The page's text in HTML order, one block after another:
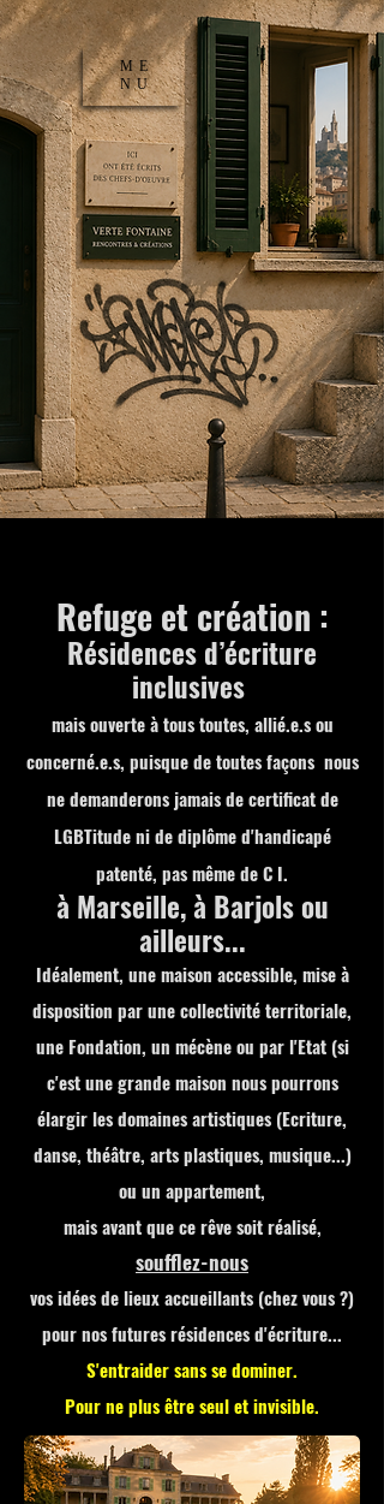
ME
NU
Refuge et création :
Résidences d’écriture
inclusives
mais ouverte à tous toutes, allié.e.s ou
concerné.e.s, puisque de toutes façons nous
ne demanderons jamais de certificat de
LGBTitude ni de diplôme d'handicapé
patenté, pas même de C I.
à Marseille, à Barjols ou
ailleurs...
Idéalement, une maison accessible, mise à
disposition par une collectivité territoriale,
une Fondation, un mécène ou par l'Etat (si
c'est une grande maison nous pourrons
élargir les domaines artistiques (Ecriture,
danse, théâtre, arts plastiques, musique...)
ou un appartement,
mais avant que ce rêve soit réalisé,
soufflez-nous
vos idées de lieux accueillants (chez vous ?)
pour nos futures résidences d'écriture...
S'entraider sans se dominer.
Pour ne plus être seul et invisible.